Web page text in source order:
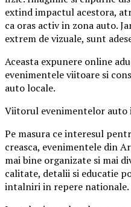
extind impactul acestora,
ca oras activ in zona auto.
extrem de vizuale, sunt
Aceasta expunere online
evenimentele viitoare si
auto locale.
Viitorul evenimentelor auto
Pe masura ce interesul
creasca, evenimentele din
mai bine organizate si mai
calitate, detalii si educatie
intalniri in repere nationale.